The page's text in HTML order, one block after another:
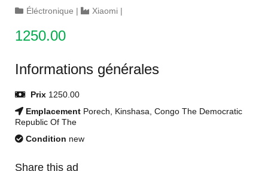
Éléctronique | Xiaomi |
1250.00
Informations générales
Prix 1250.00
Emplacement Porech, Kinshasa, Congo The Democratic
Republic Of The
Condition new
Share this ad